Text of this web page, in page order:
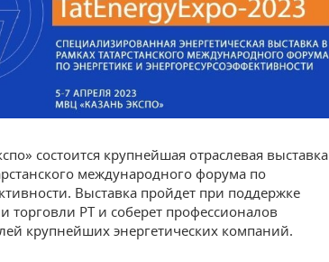
состоится крупнейшая отраслевая выставка
международного форума по
Выставка пройдет при поддержке
РТ и соберет профессионалов
крупнейших энергетических компаний.